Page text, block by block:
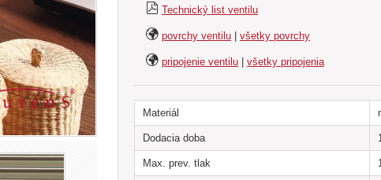
Ventily môžeme na dotaz dodať v inej farbe alebo
súčasťou ceny ventilu. Uvedená cena je len za telo
Technický list ventilu
povrchy ventilu všetky povrchy
pripojenie ventilu všetky pripojenia
Materiál
Dodacia doba
Max. prev. tlak